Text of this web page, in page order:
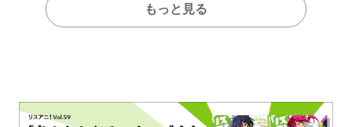
もっと見る